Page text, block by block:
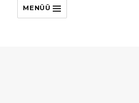
MENÜÜ